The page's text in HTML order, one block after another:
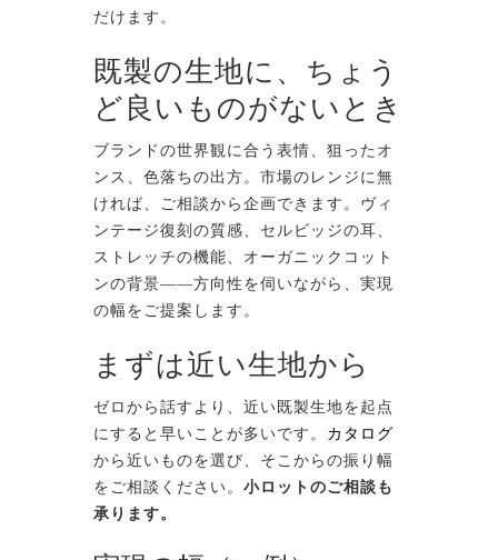
だけます。
既製の生地に、ちょう
ど良いものがないとき
ブランドの世界観に合う表情、狙ったオ
ンス、色落ちの出方。市場のレンジに無
ければ、ご相談から企画できます。ヴィ
ンテージ復刻の質感、セルビッジの耳、
ストレッチの機能、オーガニックコット
ンの背景——方向性を伺いながら、実現
の幅をご提案します。
まずは近い生地から
ゼロから話すより、近い既製生地を起点
にすると早いことが多いです。 カタログ
から近いものを選び、そこからの振り幅
をご相談ください。 小ロットのご相談も
承ります。